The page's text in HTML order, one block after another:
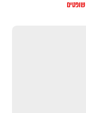
שופטים